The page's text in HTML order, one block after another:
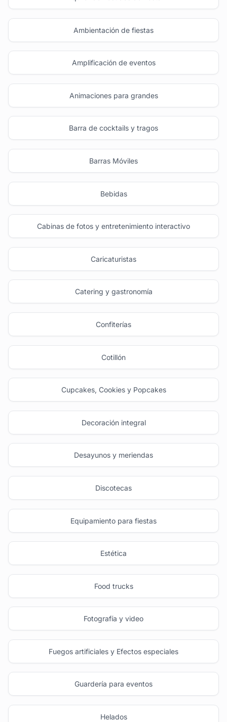
Ambientación de fiestas
Amplificación de eventos
Animaciones para grandes
Barra de cocktails y tragos
Barras Móviles
Bebidas
Cabinas de fotos y entretenimiento interactivo
Caricaturistas
Catering y gastronomía
Confiterías
Cotillón
Cupcakes, Cookies y Popcakes
Decoración integral
Desayunos y meriendas
Discotecas
Equipamiento para fiestas
Estética
Food trucks
Fotografía y video
Fuegos artificiales y Efectos especiales
Guardería para eventos
Helados